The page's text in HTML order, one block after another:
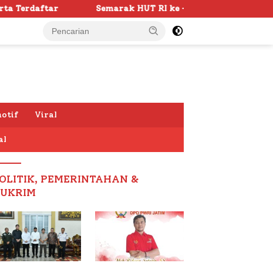
Semarak HUT RI ke -81 di Sumenep Dimulai, Bupati Fauzi
Viral
PEMERINTAHAN &